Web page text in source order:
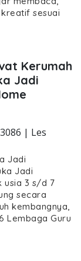
sesuai
Kerumah
Jadi
| Les
Jadi
Jadi
usia 3 s/d 7
secara
kembangnya,
Lembaga Guru